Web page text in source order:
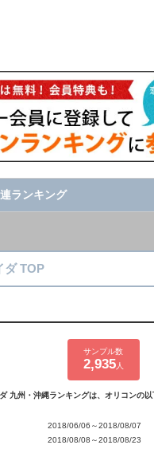
ランキング
ダ TOP
サンプル数
2,935人
九州・沖縄ランキングは、オリコンの以
2018/06/06～2018/08/07
2018/08/08～2018/08/23